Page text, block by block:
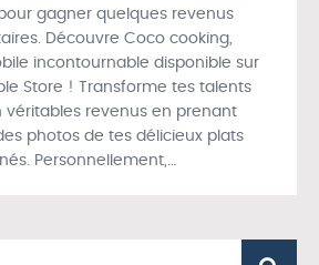
gagner quelques revenus
Découvre Coco cooking,
incontournable disponible sur
Store ! Transforme tes talents
véritables revenus en prenant
photos de tes délicieux plats
Personnellement,…